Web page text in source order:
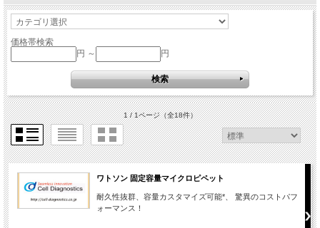
価格帯検索
円 ～
円
1 / 1ページ（全18件）
ワトソン 固定容量マイクロピペット
耐久性抜群、容量カスタマイズ可能*、 驚異のコストパフ
ォーマンス！